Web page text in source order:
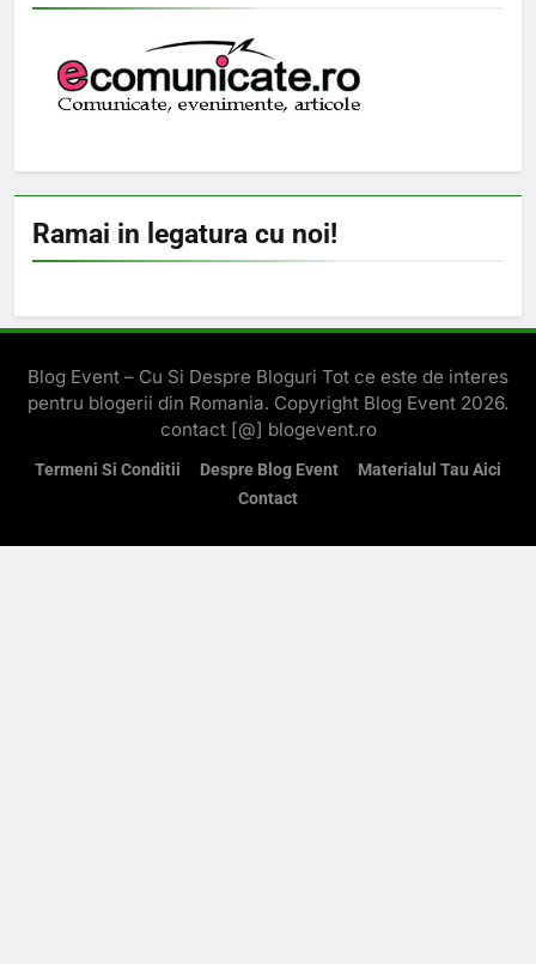
Ramai in legatura cu noi!
Blog Event – Cu Si Despre Bloguri Tot ce este de interes
pentru blogerii din Romania. Copyright Blog Event 2026.
contact [@] blogevent.ro
Termeni Si Conditii Despre Blog Event
Materialul Tau Aici
Contact